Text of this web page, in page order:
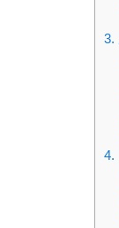
3.
4.